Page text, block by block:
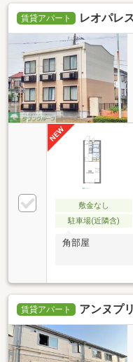
賃貸アパート レオパレ
敷金なし
駐車場(近隣含)
角部屋
賃貸アパート アンヌプ